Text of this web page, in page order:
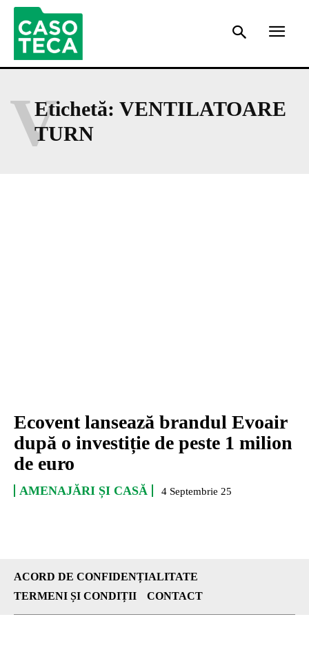
Etichetă: VENTILATOARE
TURN
V
Ecovent lansează brandul Evoair
după o investiție de peste 1 milion
de euro
AMENAJĂRI ȘI CASĂ 4 Septembrie 25
ACORD DE CONFIDENȚIALITATE
TERMENI ȘI CONDIȚII
CONTACT